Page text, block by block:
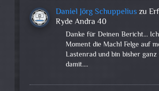
Daniel Jörg Schuppeliuszu
Ryde Andra 40
Danke für Deinen Bericht...
Moment die Mach1 Felge auf
Lastenrad und bin bisher
damit.…